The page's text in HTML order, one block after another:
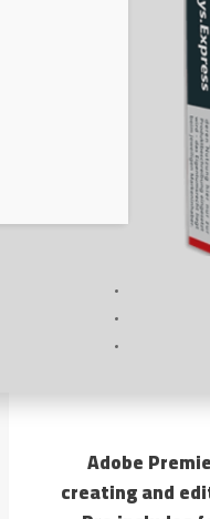
Adobe
creating and